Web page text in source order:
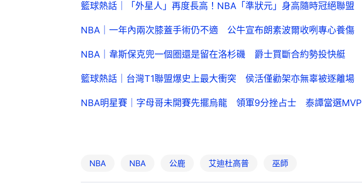
籃球熱話｜「外星人」再度長高！NBA「準狀元」身高隨時冠絕聯盟
NBA｜一年內兩次膝蓋手術仍不適 公牛宣布朗素波爾收咧專心養傷
NBA｜韋斯保克兜一個圈還是留在洛杉磯 爵士買斷合約勢投快艇
籃球熱話｜台灣T1聯盟爆史上最大衝突 侯活僅勸架亦無辜被逐離場
NBA明星賽｜字母哥未開賽先擺烏龍 領軍9分挫占士 泰譚當選MVP
NBA NBA 公鹿 艾迪杜高普 巫師